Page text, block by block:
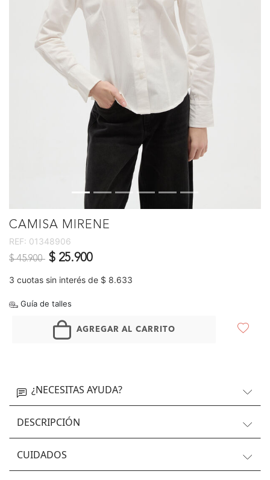
CAMISA MIRENE
REF: 01348906
Precio reducido de
$ 45.900 a$ 25.900
3 cuotas sin interés de $ 8.633
Guía de talles
AGREGAR AL CARRITO
¿NECESITAS AYUDA?
DESCRIPCIÓN
CUIDADOS